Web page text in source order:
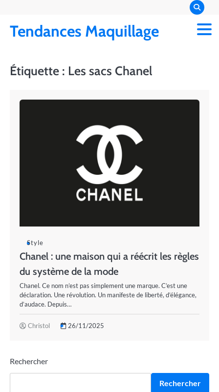
content
Tendances Maquillage
Étiquette : Les sacs Chanel
Style
Chanel : une maison qui a réécrit les règles
du système de la mode
Chanel. Ce nom n’est pas simplement une marque. C’est une
déclaration. Une révolution. Un manifeste de liberté, d’élégance,
d’audace. Depuis…
Christol 26/11/2025
Rechercher
Rechercher